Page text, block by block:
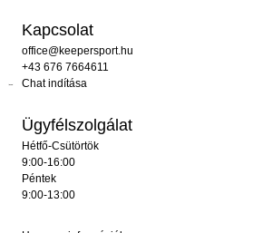
Kapcsolat
office@keepersport.hu
+43 676 7664611
Chat indítása
Ügyfélszolgálat
Hétfő-Csütörtök
9:00-16:00
Péntek
9:00-13:00